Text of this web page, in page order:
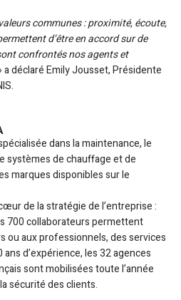
communes : proximité, écoute,
d’être en accord sur de
confrontés nos agents et
a déclaré Emily Jousset, Présidente
dans la maintenance, le
systèmes de chauffage et de
marques disponibles sur le
de la stratégie de l’entreprise :
700 collaborateurs permettent
ou aux professionnels, des services
d’expérience, les 32 agences
sont mobilisées toute l’année
sécurité des clients.